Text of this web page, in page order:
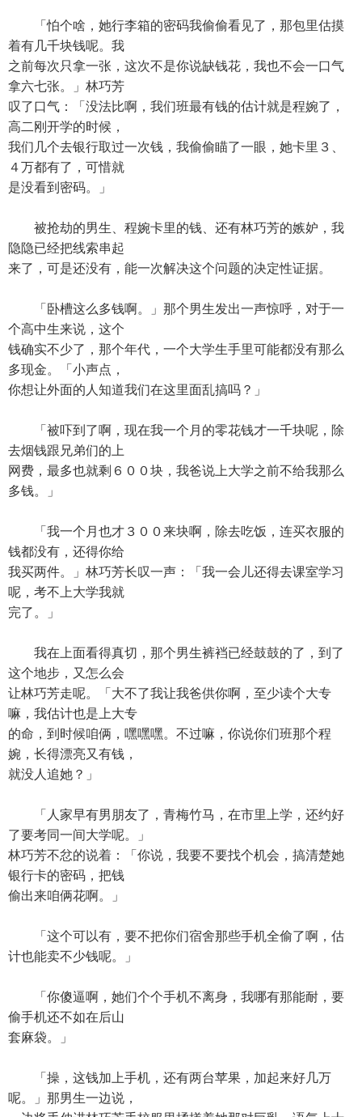
「怕个啥，她行李箱的密码我偷偷看见了，那包里估摸
着有几千块钱呢。我
之前每次只拿一张，这次不是你说缺钱花，我也不会一口气
拿六七张。」林巧芳
叹了口气：「没法比啊，我们班最有钱的估计就是程婉了，
高二刚开学的时候，
我们几个去银行取过一次钱，我偷偷瞄了一眼，她卡里３、
４万都有了，可惜就
是没看到密码。」
被抢劫的男生、程婉卡里的钱、还有林巧芳的嫉妒，我
隐隐已经把线索串起
来了，可是还没有，能一次解决这个问题的决定性证据。
「卧槽这么多钱啊。」那个男生发出一声惊呼，对于一
个高中生来说，这个
钱确实不少了，那个年代，一个大学生手里可能都没有那么
多现金。「小声点，
你想让外面的人知道我们在这里面乱搞吗？」
「被吓到了啊，现在我一个月的零花钱才一千块呢，除
去烟钱跟兄弟们的上
网费，最多也就剩６００块，我爸说上大学之前不给我那么
多钱。」
「我一个月也才３００来块啊，除去吃饭，连买衣服的
钱都没有，还得你给
我买两件。」林巧芳长叹一声：「我一会儿还得去课室学习
呢，考不上大学我就
完了。」
我在上面看得真切，那个男生裤裆已经鼓鼓的了，到了
这个地步，又怎么会
让林巧芳走呢。「大不了我让我爸供你啊，至少读个大专
嘛，我估计也是上大专
的命，到时候咱俩，嘿嘿嘿。不过嘛，你说你们班那个程
婉，长得漂亮又有钱，
就没人追她？」
「人家早有男朋友了，青梅竹马，在市里上学，还约好
了要考同一间大学呢。」
林巧芳不忿的说着：「你说，我要不要找个机会，搞清楚她
银行卡的密码，把钱
偷出来咱俩花啊。」
「这个可以有，要不把你们宿舍那些手机全偷了啊，估
计也能卖不少钱呢。」
「你傻逼啊，她们个个手机不离身，我哪有那能耐，要
偷手机还不如在后山
套麻袋。」
「操，这钱加上手机，还有两台苹果，加起来好几万
呢。」那男生一边说，